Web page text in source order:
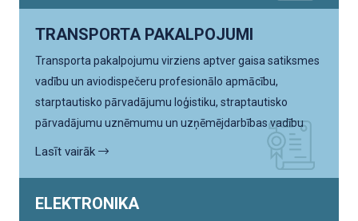
TRANSPORTA PAKALPOJUMI
Transporta pakalpojumu virziens aptver gaisa satiksmes
vadību un aviodispečeru profesionālo apmācību,
starptautisko pārvadājumu loģistiku, straptautisko
pārvadājumu uznēmumu un uzņēmējdarbības vadību
Lasīt vairāk
ELEKTRONIKA